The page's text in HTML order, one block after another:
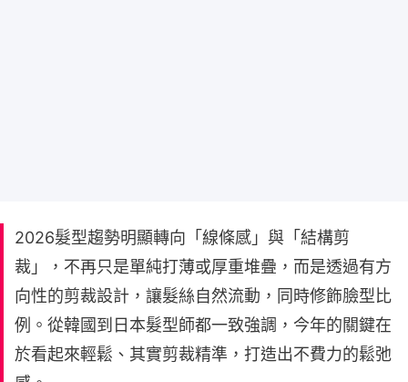
2026髮型趨勢明顯轉向「線條感」與「結構剪
裁」，不再只是單純打薄或厚重堆疊，而是透過有方
向性的剪裁設計，讓髮絲自然流動，同時修飾臉型比
例。從韓國到日本髮型師都一致強調，今年的關鍵在
於看起來輕鬆、其實剪裁精準，打造出不費力的鬆弛